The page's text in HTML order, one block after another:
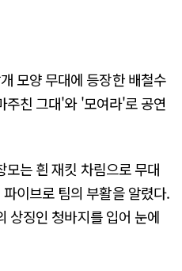
모양 무대에 등장한 배철수
주친 그대'와 '모여라'로 공연
모는 흰 재킷 차림으로 무대
이브로 팀의 부활을 알렸다.
상징인 청바지를 입어 눈에